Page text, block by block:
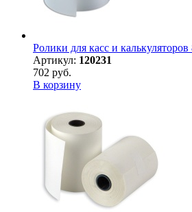
Ролики для касс и
Артикул: 120231
702 руб.
В корзину